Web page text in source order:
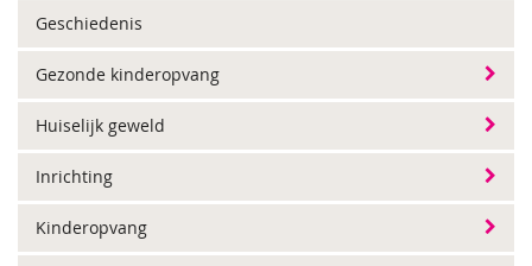
Geschiedenis
Gezonde kinderopvang
Huiselijk geweld
Inrichting
Kinderopvang